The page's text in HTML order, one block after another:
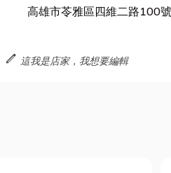
高雄市苓雅區四維二路100
edit 這我是店家，我想要編輯